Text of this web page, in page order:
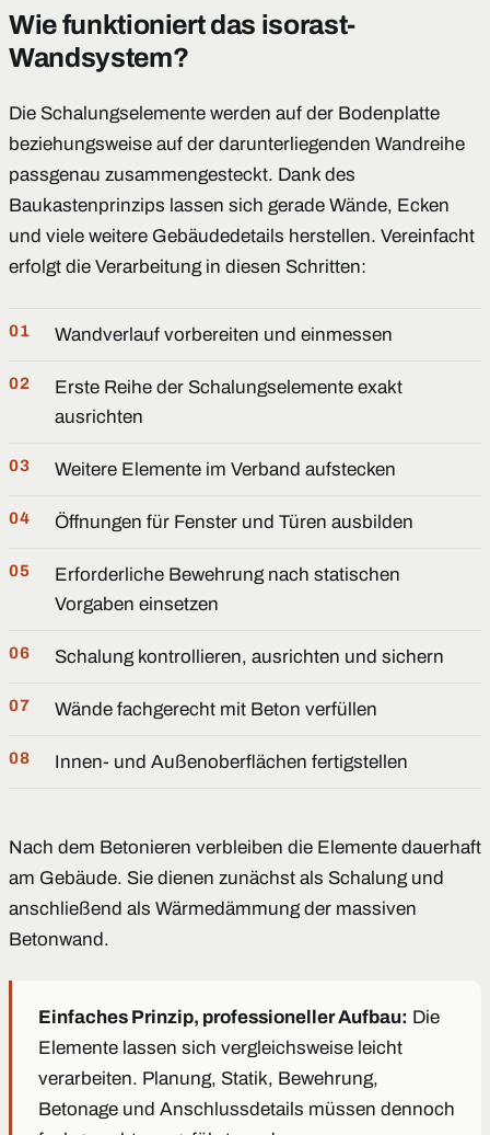
Wie funktioniert das isorast-
Wandsystem?
Die Schalungselemente werden auf der Bodenplatte
beziehungsweise auf der darunterliegenden Wandreihe
passgenau zusammengesteckt. Dank des
Baukastenprinzips lassen sich gerade Wände, Ecken
und viele weitere Gebäudedetails herstellen. Vereinfacht
erfolgt die Verarbeitung in diesen Schritten:
Wandverlauf vorbereiten und einmessen
Erste Reihe der Schalungselemente exakt
ausrichten
Weitere Elemente im Verband aufstecken
Öffnungen für Fenster und Türen ausbilden
Erforderliche Bewehrung nach statischen
Vorgaben einsetzen
Schalung kontrollieren, ausrichten und sichern
Wände fachgerecht mit Beton verfüllen
Innen- und Außenoberflächen fertigstellen
Nach dem Betonieren verbleiben die Elemente dauerhaft
am Gebäude. Sie dienen zunächst als Schalung und
anschließend als Wärmedämmung der massiven
Betonwand.
Einfaches Prinzip, professioneller Aufbau: Die
Elemente lassen sich vergleichsweise leicht
verarbeiten. Planung, Statik, Bewehrung,
Betonage und Anschlussdetails müssen dennoch